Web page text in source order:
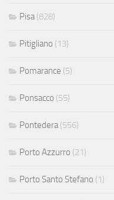
Pisa (828)
Pitigliano (13)
Pomarance (5)
Ponsacco (55)
Pontedera (556)
Porto Azzurro (21)
Porto Santo Stefano (1)